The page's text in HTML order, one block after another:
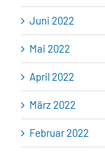
Juni 2022
Mai 2022
April 2022
März 2022
Februar 2022